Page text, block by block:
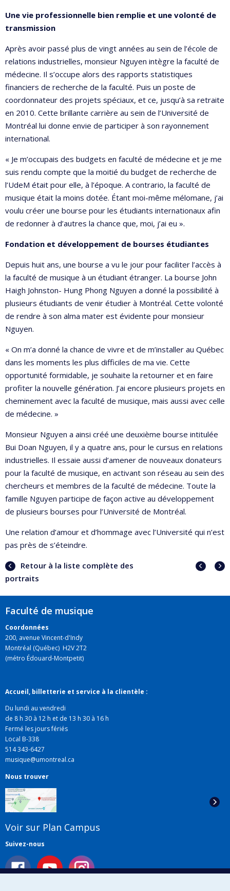
Une vie professionnelle bien remplie et une volonté de
transmission
Après avoir passé plus de vingt années au sein de l’école de
relations industrielles, monsieur Nguyen intègre la faculté de
médecine. Il s’occupe alors des rapports statistiques
financiers de recherche de la faculté. Puis un poste de
coordonnateur des projets spéciaux, et ce, jusqu’à sa retraite
en 2010. Cette brillante carrière au sein de l’Université de
Montréal lui donne envie de participer à son rayonnement
international.
« Je m’occupais des budgets en faculté de médecine et je me
suis rendu compte que la moitié du budget de recherche de
l’UdeM était pour elle, à l’époque. A contrario, la faculté de
musique était la moins dotée. Étant moi-même mélomane, j’ai
voulu créer une bourse pour les étudiants internationaux afin
de redonner à d’autres la chance que, moi, j’ai eu ».
Fondation et développement de bourses étudiantes
Depuis huit ans, une bourse a vu le jour pour faciliter l’accès à
la faculté de musique à un étudiant étranger. La bourse John
Haigh Johnston- Hung Phong Nguyen a donné la possibilité à
plusieurs étudiants de venir étudier à Montréal. Cette volonté
de rendre à son alma mater est évidente pour monsieur
Nguyen.
« On m’a donné la chance de vivre et de m’installer au Québec
dans les moments les plus difficiles de ma vie. Cette
opportunité formidable, je souhaite la retourner et en faire
profiter la nouvelle génération. J’ai encore plusieurs projets en
cheminement avec la faculté de musique, mais aussi avec celle
de médecine. »
Monsieur Nguyen a ainsi créé une deuxième bourse intitulée
Bui Doan Nguyen, il y a quatre ans, pour le cursus en relations
industrielles. Il essaie aussi d’amener de nouveaux donateurs
pour la faculté de musique, en activant son réseau au sein des
chercheurs et membres de la faculté de médecine. Toute la
famille Nguyen participe de façon active au développement
de plusieurs bourses pour l’Université de Montréal.
Une relation d’amour et d’hommage avec l’Université qui n’est
pas près de s’éteindre.
Retour à la liste complète des
portraits
Faculté de musique
Coordonnées
200, avenue Vincent-d'Indy
Montréal (Québec) H2V 2T2
(métro Édouard-Montpetit)
Accueil, billetterie et service à la clientèle :
Du lundi au vendredi
de 8 h 30 à 12 h et de 13 h 30 à 16 h
Fermé les jours fériés
Local B-338
514 343-6427
musique@umontreal.ca
Nous trouver
Voir sur Plan Campus
Suivez-nous